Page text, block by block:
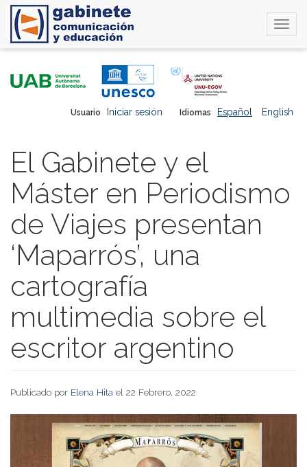
Idiomas Español English
Usuario Iniciar sesión
El Gabinete y el
Máster en Periodismo
de Viajes presentan
‘Maparrós’, una
cartografía
multimedia sobre el
escritor argentino
Publicado por Elena Hita el 22 Febrero, 2022